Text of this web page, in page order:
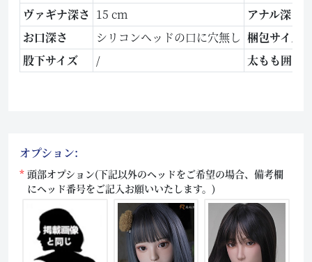
ヴァギナ深さ 15 cm
アナル深さ
お口深さ
シリコンヘッドの口に穴無し 梱包サイズ
股下サイズ
/ 太もも囲
オプション:
頭部オプション(下記以外のヘッドをご希望の場合、備考欄
にヘッド番号をご記入お願いいたします。)